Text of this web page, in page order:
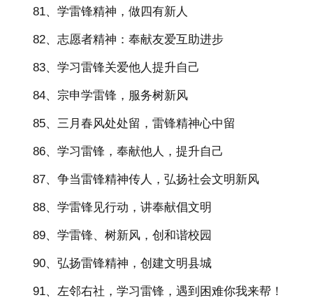
81、学雷锋精神，做四有新人
82、志愿者精神：奉献友爱互助进步
83、学习雷锋关爱他人提升自己
84、宗申学雷锋，服务树新风
85、三月春风处处留，雷锋精神心中留
86、学习雷锋，奉献他人，提升自己
87、争当雷锋精神传人，弘扬社会文明新风
88、学雷锋见行动，讲奉献倡文明
89、学雷锋、树新风，创和谐校园
90、弘扬雷锋精神，创建文明县城
91、左邻右社，学习雷锋，遇到困难你我来帮！